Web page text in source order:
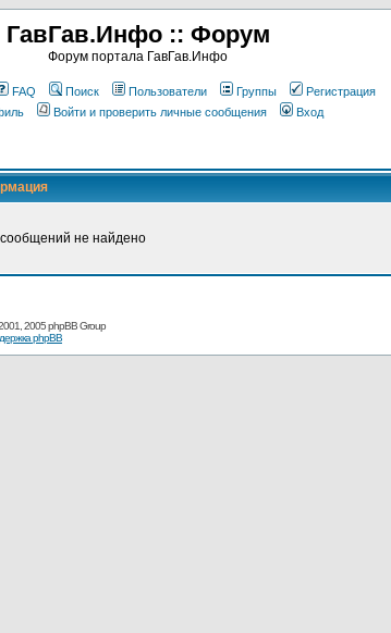
ГавГав.Инфо :: Форум
Форум портала ГавГав.Инфо
FAQ Поиск Пользователи Группы
Регистрация
Войти и проверить личные сообщения Вход
не найдено
2005 phpBB Group
phpBB